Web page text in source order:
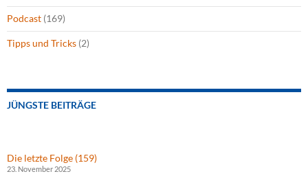
Podcast (169)
Tipps und Tricks (2)
JÜNGSTE BEITRÄGE
Die letzte Folge (159)
23. November 2025